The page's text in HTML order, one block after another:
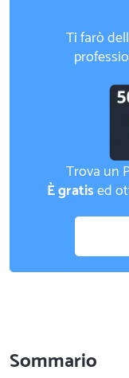
Ti farò
Trova un
È gratised
Sommario